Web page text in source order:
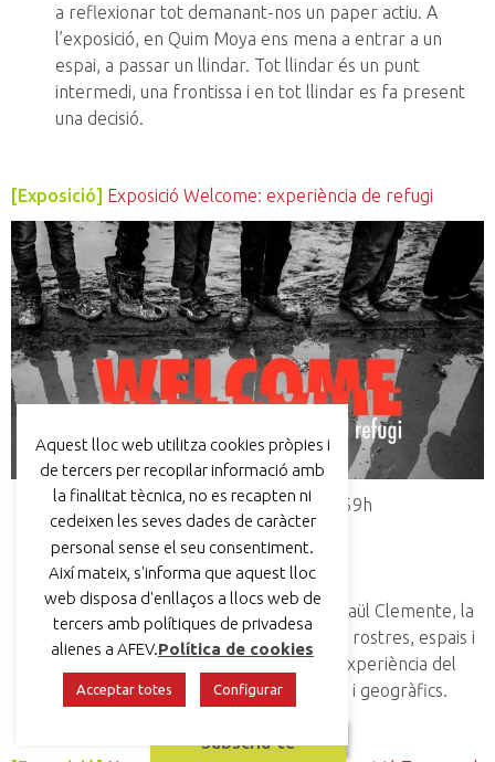
a reflexionar tot demanant-nos un paper actiu. A
l’exposició, en Quim Moya ens mena a entrar a un
espai, a passar un llindar. Tot llindar és un punt
intermedi, una frontissa i en tot llindar es fa present
una decisió.
[Exposició] Exposició Welcome: experiència de refugi
Del 09/12/24 00:00h al 07/01/25 23:59h
Claustre del Museu de Manresa
Tots els públics
Gratuït
A través de diverses fotografies de Raül Clemente, la
mostra proposa un passeig visual per rostres, espais i
escenes que fan reflexionar sobre l’experiència del
refugi en diferents àmbits temporals i geogràfics.
Subscriu-te
Aquest lloc web utilitza cookies pròpies i
de tercers per recopilar informació amb
la finalitat tècnica, no es recapten ni
cedeixen les seves dades de caràcter
personal sense el seu consentiment.
Així mateix, s'informa que aquest lloc
web disposa d'enllaços a llocs web de
tercers amb polítiques de privadesa
alienes a AFEV.Política de cookies
Acceptar totes Configurar